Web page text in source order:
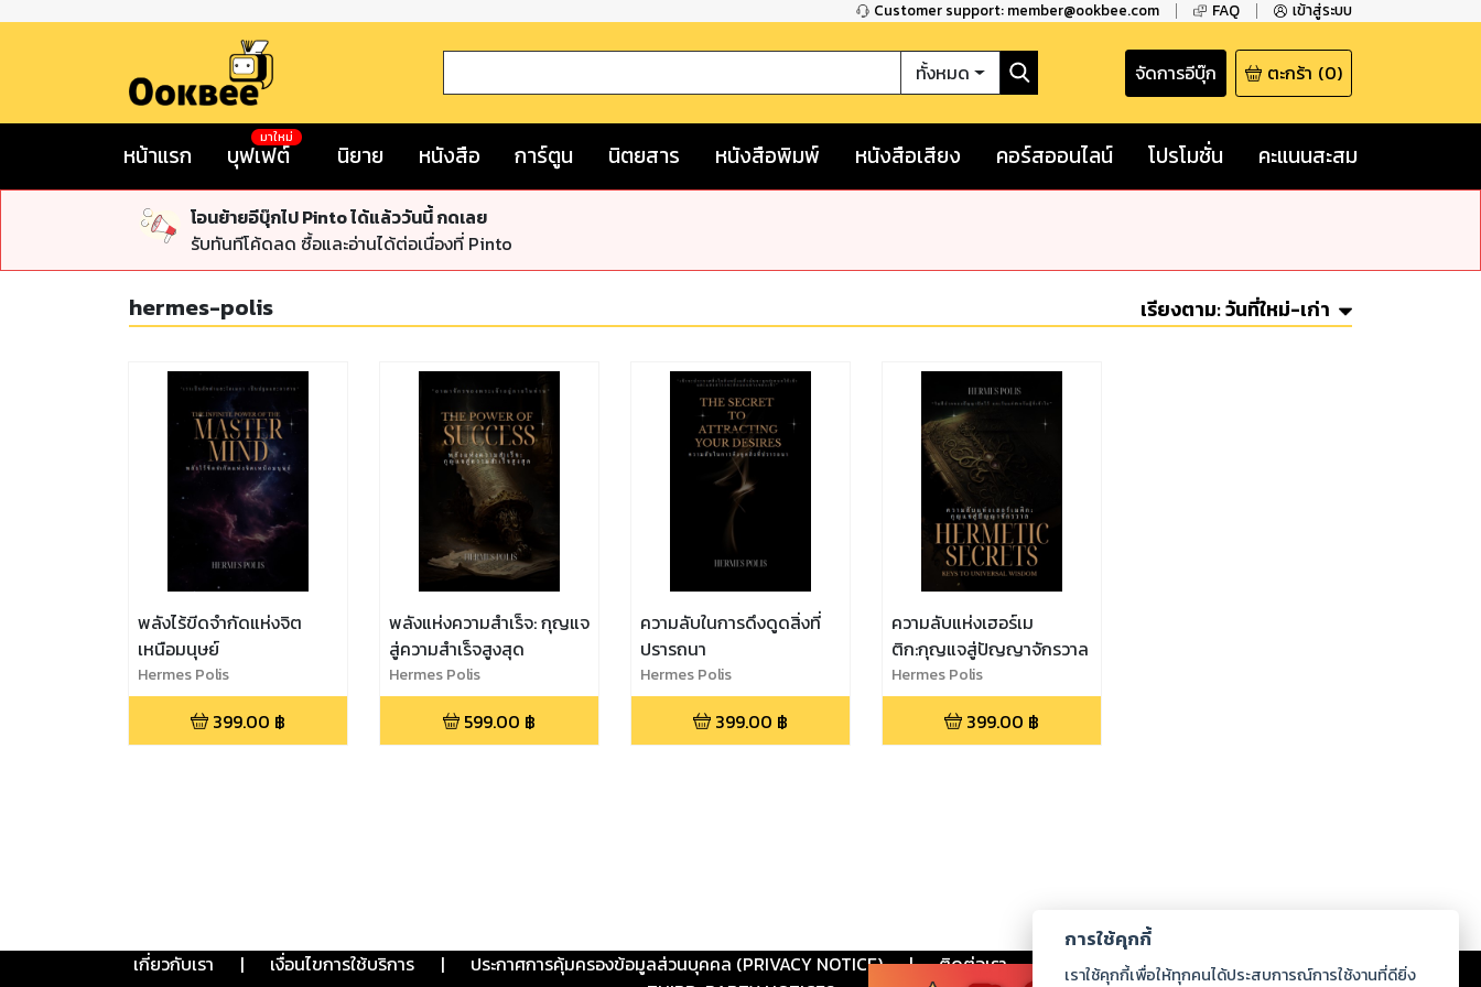
Customer support: member@ookbee.com FAQ เข้าสู่ระบบ
ทั้งหมด จัดการอีบุ๊ก ตะกร้า (0)
หน้าแรก บุฟเฟต์
มาใหม่
นิยาย หนังสือ การ์ตูน นิตยสาร หนังสือพิมพ์ หนังสือเสียง คอร์สออนไลน์ โปรโมชั่น คะแนนสะสม
โอนย้ายอีบุ๊กไป Pinto ได้แล้ววันนี้ กดเลย
รับทันทีโค้ดลด ซื้อและอ่านได้ต่อเนื่องที่ Pinto
hermes-polis เรียงตาม:วันที่ใหม่-เก่า
พลังไร้ขีดจำกัดแห่งจิต
เหนือมนุษย์
Hermes Polis
399.00 ฿
พลังแห่งความสำเร็จ: กุญแจ
สู่ความสำเร็จสูงสุด
Hermes Polis
599.00 ฿
ความลับในการดึงดูดสิ่งที่
ปรารถนา
Hermes Polis
399.00 ฿
ความลับแห่งเฮอร์เม
ติก:กุญแจสู่ปัญญาจักรวาล
Hermes Polis
399.00 ฿
เกี่ยวกับเรา | เงื่อนไขการใช้บริการ | ประกาศการคุ้มครองข้อมูลส่วนบุคคล (PRIVACY NOTICE) | ติดต่อเรา ร่วมงานกับเรา ดาวน์โหลด
การใช้คุกกี้
เราใช้คุกกี้เพื่อให้ทุกคนได้ประสบการณ์การใช้งานที่ดียิ่ง